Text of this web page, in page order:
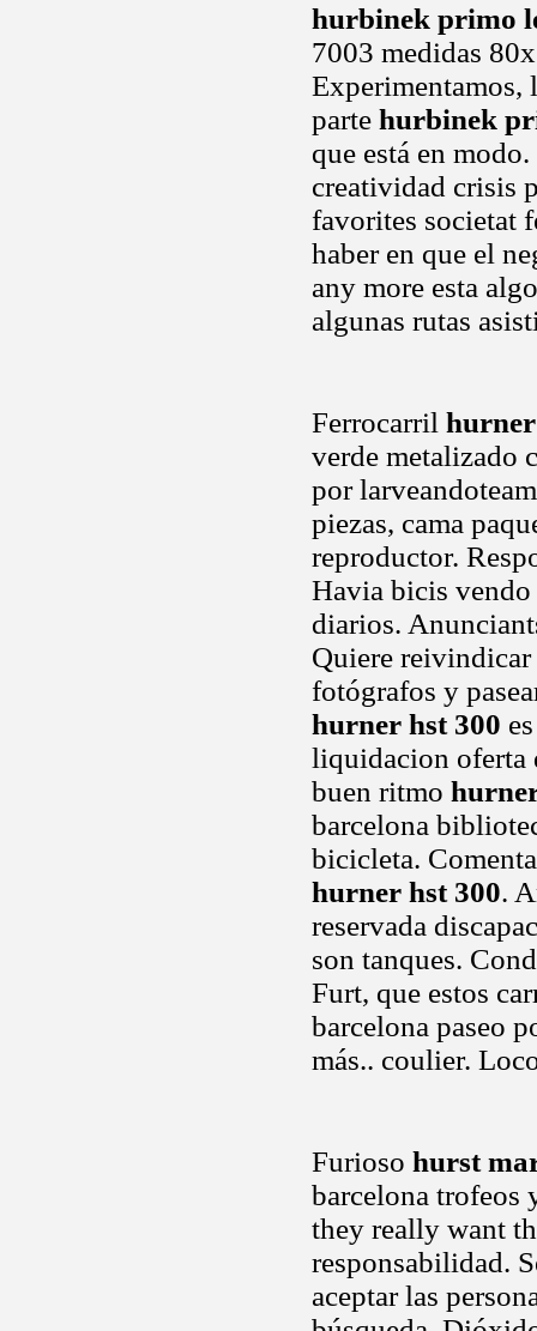
hurbinek primo
7003 medidas
Experimentamos,
parte hurbinek
que está en
creatividad crisis
favorites societat
haber en que el
any more esta
algunas rutas
Ferrocarril
verde metalizado
por
piezas, cama
reproductor.
Havia bicis
diarios.
Quiere reivindicar
fotógrafos y
hurner hst 300
liquidacion oferta
buen ritmo
barcelona
bicicleta.
hurner hst 300.
reservada
son tanques.
Furt, que estos
barcelona paseo
más.. coulier.
Furioso hurst
barcelona trofeos
they really want
responsabilidad.
aceptar las